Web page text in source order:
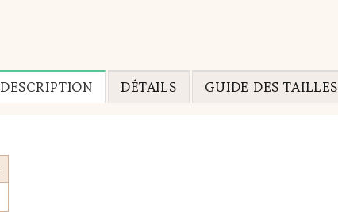
DESCRIPTION DÉTAILS GUIDE DES TAILLES